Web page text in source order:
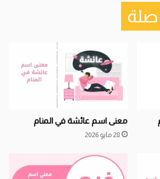
معنى اسم عائشة في المنام
28 مايو 2026